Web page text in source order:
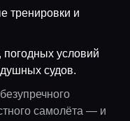
тренировки и
условий
судов.
самолёта — и